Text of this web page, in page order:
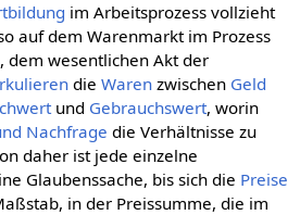
im Arbeitsprozess vollzieht
auf dem Warenmarkt im Prozess
, dem wesentlichen Akt der
die Warenzwischen Geld
und Gebrauchswert, worin
Nachfrage die Verhältnisse zu
daher ist jede einzelne
Glaubenssache, bis sich die Preise
in der Preissumme, die im